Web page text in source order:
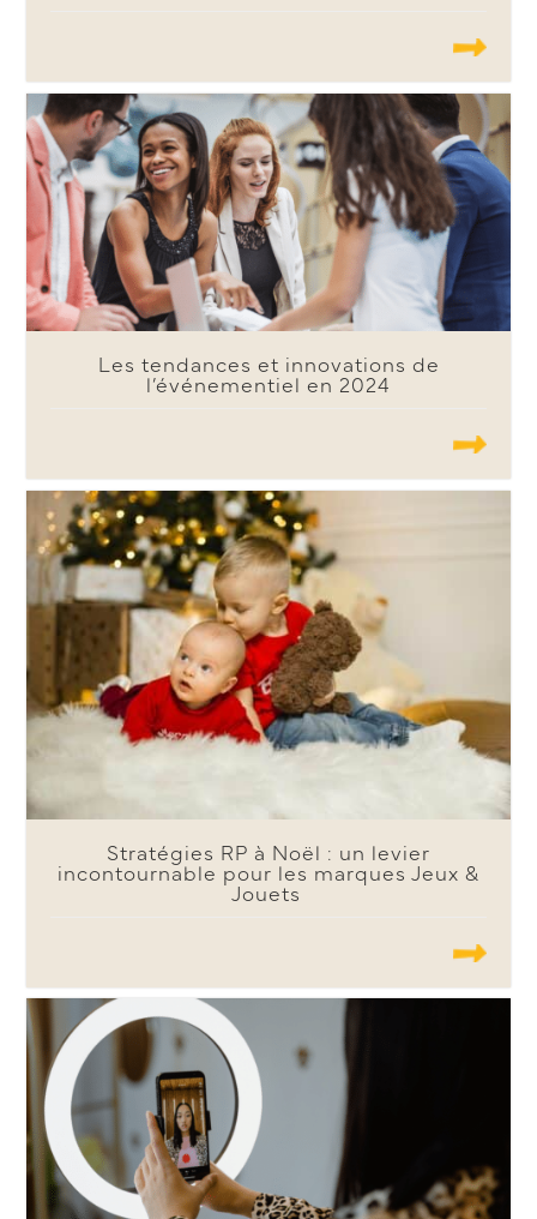
.......
Les tendances et innovations de
l’événementiel en 2024
.......
Stratégies RP à Noël : un levier
incontournable pour les marques Jeux &
Jouets
.......